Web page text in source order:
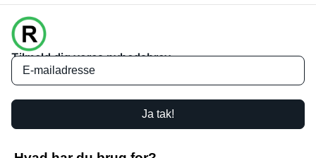
Tilmeld dig vores nyhedsbrev
Ja tak!